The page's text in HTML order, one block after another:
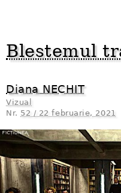
Blestemul
Diana NECHIT
Vizual
Nr. 52 / 22 februarie, 2021